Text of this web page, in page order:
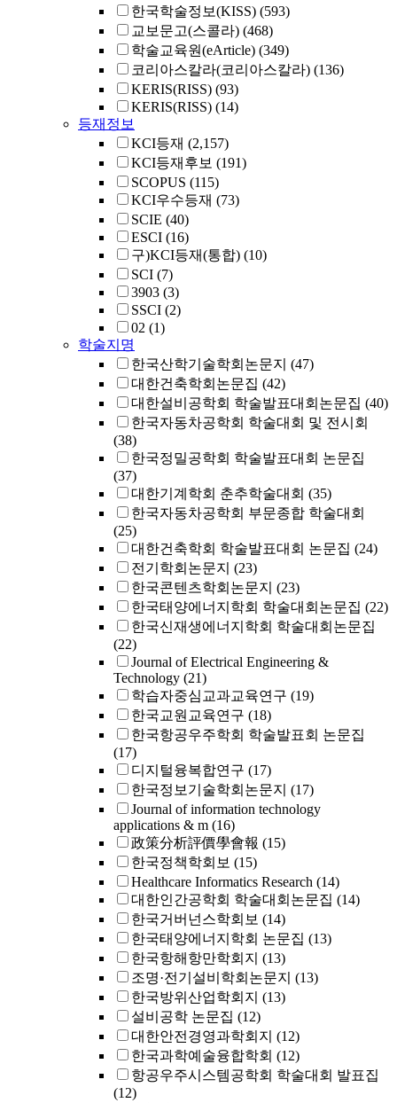
한국학술정보(KISS) (593)
교보문고(스콜라) (468)
학술교육원(eArticle) (349)
코리아스칼라(코리아스칼라) (136)
KERIS(RISS) (93)
KERIS(RISS) (14)
등재정보
KCI등재 (2,157)
KCI등재후보 (191)
SCOPUS (115)
KCI우수등재 (73)
SCIE (40)
ESCI (16)
구)KCI등재(통합) (10)
SCI (7)
3903 (3)
SSCI (2)
02 (1)
학술지명
한국산학기술학회논문지 (47)
대한건축학회논문집 (42)
대한설비공학회 학술발표대회논문집 (40)
한국자동차공학회 학술대회 및 전시회
(38)
한국정밀공학회 학술발표대회 논문집
(37)
대한기계학회 춘추학술대회 (35)
한국자동차공학회 부문종합 학술대회
(25)
대한건축학회 학술발표대회 논문집 (24)
전기학회논문지 (23)
한국콘텐츠학회논문지 (23)
한국태양에너지학회 학술대회논문집 (22)
한국신재생에너지학회 학술대회논문집
(22)
Journal of Electrical Engineering &
Technology (21)
학습자중심교과교육연구 (19)
한국교원교육연구 (18)
한국항공우주학회 학술발표회 논문집
(17)
디지털융복합연구 (17)
한국정보기술학회논문지 (17)
Journal of information technology
applications & m (16)
政策分析評價學會報 (15)
한국정책학회보 (15)
Healthcare Informatics Research (14)
대한인간공학회 학술대회논문집 (14)
한국거버넌스학회보 (14)
한국태양에너지학회 논문집 (13)
한국항해항만학회지 (13)
조명·전기설비학회논문지 (13)
한국방위산업학회지 (13)
설비공학 논문집 (12)
대한안전경영과학회지 (12)
한국과학예술융합학회 (12)
항공우주시스템공학회 학술대회 발표집
(12)